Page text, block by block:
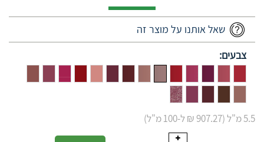
שאל אותנו על מוצר זה
צבעים:
5.5 מ"ל (907.27 ₪ ל-100 מ"ל)